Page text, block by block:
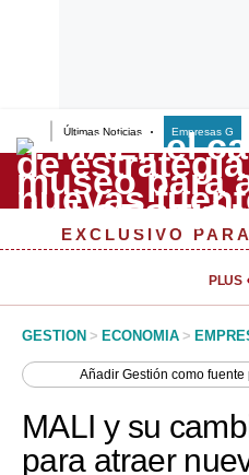
Últimas Noticias Empresas G
Lo último
Peru Quiosco
Management & Empleo
Perú
EXCLUSIVO
PLUS
GESTION > ECONOMIA >
AñadirGestión como fuente
MALI y su
para atraer